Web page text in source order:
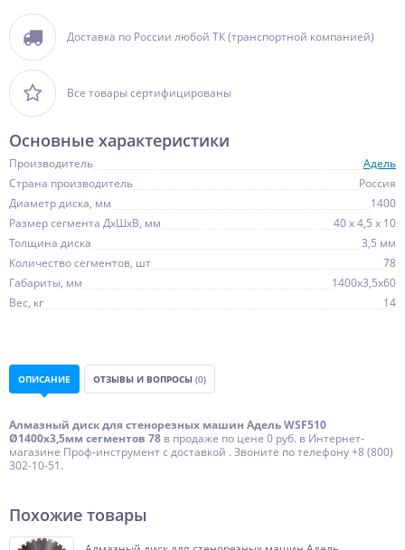
Доставка по России любой ТК (транспортной компанией)
Все товары сертифицированы
Основные характеристики
Производитель
Адель
Страна производитель
Россия
Диаметр диска, мм
1400
Размер сегмента ДхШхВ, мм
40 х 4,5 х 10
Толщина диска
3,5 мм
Количество сегментов, шт
78
Габариты, мм
1400х3,5х60
Вес, кг
14
ОПИСАНИЕ ОТЗЫВЫ И ВОПРОСЫ (0)
Алмазный диск для стенорезных машин Адель WSF510
Ø1400x3,5мм сегментов 78 в продаже по цене 0 руб. в Интернет-
магазине Проф-инструмент с доставкой . Звоните по телефону +8 (800)
302-10-51.
Похожие товары